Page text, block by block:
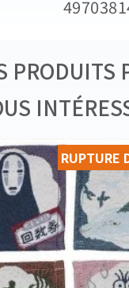
PRODUITS
RUPTURE